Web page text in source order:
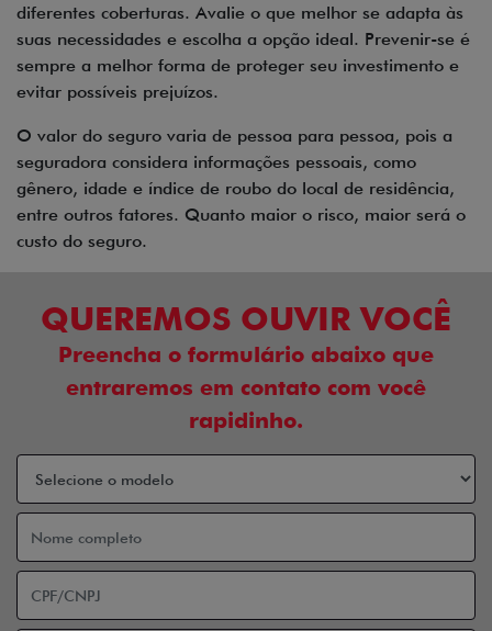
diferentes coberturas. Avalie o que melhor se adapta às
suas necessidades e escolha a opção ideal. Prevenir-se é
sempre a melhor forma de proteger seu investimento e
evitar possíveis prejuízos.
O valor do seguro varia de pessoa para pessoa, pois a
seguradora considera informações pessoais, como
gênero, idade e índice de roubo do local de residência,
entre outros fatores. Quanto maior o risco, maior será o
custo do seguro.
QUEREMOS OUVIR VOCÊ
Preencha o formulário abaixo que
entraremos em contato com você
rapidinho.